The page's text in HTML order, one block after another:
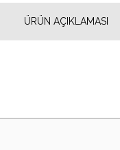
ÜRÜN AÇIKLAMASI